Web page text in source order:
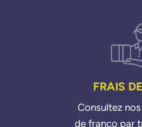
FRAIS
Consultez
de franco par